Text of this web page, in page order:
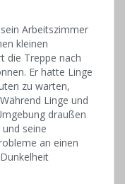
Arbeitszimmer
kleinen
die Treppe nach
Er hatte Linge
zu warten,
Linge und
draußen
seine
an einen